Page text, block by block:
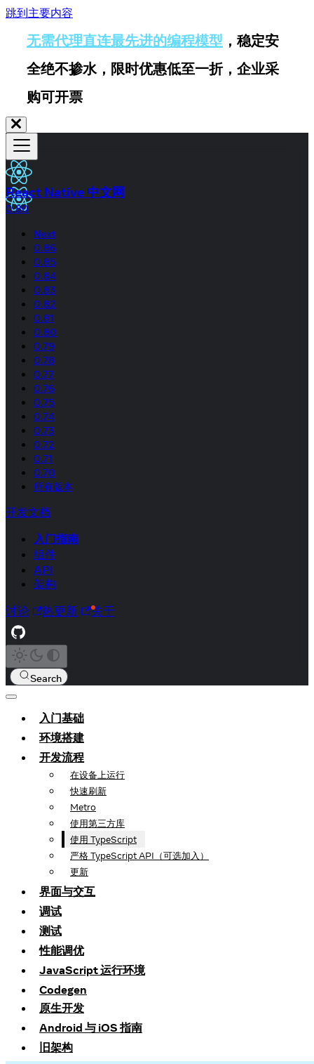
跳到主要内容
无需代理直连最先进的编程模型 ，稳定安
全绝不掺水，限时优惠低至一折，企业采
购可开票
React Native 中文网
0.80
Next
0.86
0.85
0.84
0.83
0.82
0.81
0.80
0.79
0.78
0.77
0.76
0.75
0.74
0.73
0.72
0.71
0.70
所有版本
开发文档
入门指南
组件
API
架构
讨论 热更新 关于
Search
入门基础
环境搭建
开发流程
在设备上运行
快速刷新
Metro
使用第三方库
使用 TypeScript
严格 TypeScript API（可选加入）
更新
界面与交互
调试
测试
性能调优
JavaScript 运行环境
Codegen
原生开发
Android 与 iOS 指南
旧架构